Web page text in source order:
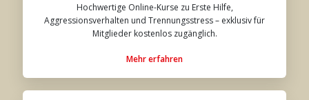
Hochwertige Online-Kurse zu Erste Hilfe,
Aggressionsverhalten und Trennungsstress – exklusiv für
Mitglieder kostenlos zugänglich.
Mehr erfahren